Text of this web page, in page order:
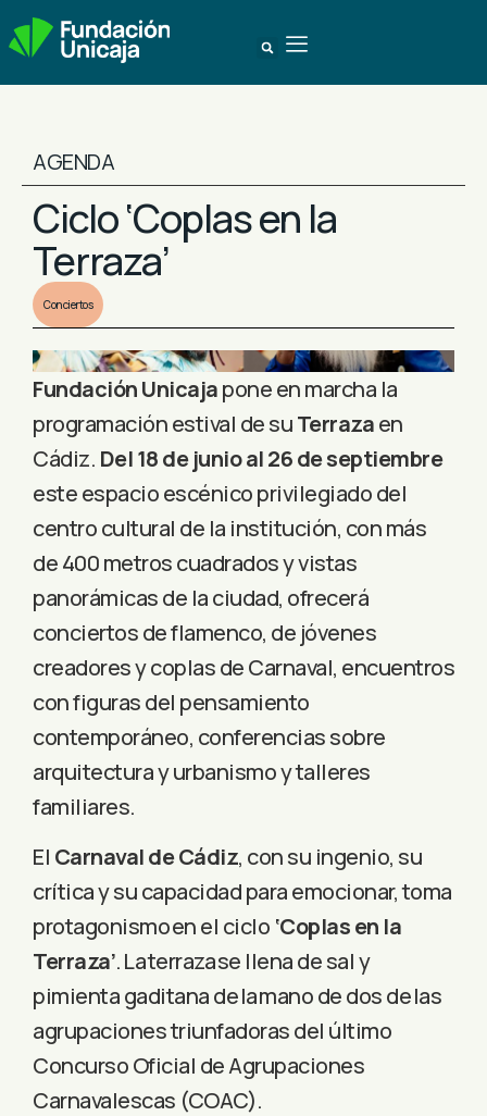
AGENDA
Ciclo ‘Coplas en la
Terraza’
Conciertos
Fundación Unicajapone en marcha la
programación estival de suTerrazaen
Cádiz. Del 18 de junio al 26 de septiembre
este espacio escénico privilegiado del
centro cultural de la institución, con más
de 400 metros cuadrados y vistas
panorámicas de la ciudad, ofrecerá
conciertos de flamenco, de jóvenes
creadores y coplas de Carnaval, encuentros
con figuras del pensamiento
contemporáneo, conferencias sobre
arquitectura y urbanismo y talleres
familiares.
El Carnaval de Cádiz, con su ingenio, su
crítica y su capacidad para emocionar, toma
protagonismo en el ciclo ‘Coplas en la
Terraza’. La terraza se llena de sal y
pimienta gaditana de la mano de dos de las
agrupaciones triunfadoras del último
Concurso Oficial de Agrupaciones
Carnavalescas (COAC).